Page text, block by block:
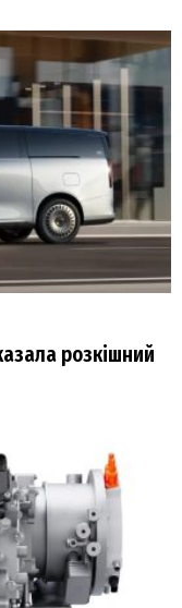
розкішний